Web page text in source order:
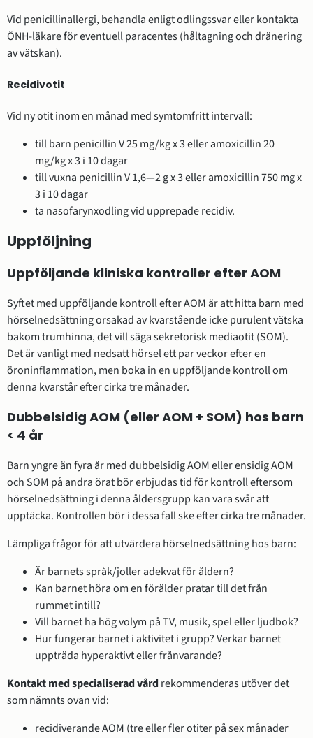
Vid penicillinallergi, behandla enligt odlingssvar eller kontakta
ÖNH-läkare för eventuell paracentes (håltagning och dränering
av vätskan).
Recidivotit
Vid ny otit inom en månad med symtomfritt intervall:
till barn penicillin V 25 mg/kg x 3 eller amoxicillin 20
mg/kg x 3 i 10 dagar
till vuxna penicillin V 1,6—2 g x 3 eller amoxicillin 750 mg x
3 i 10 dagar
ta nasofarynxodling vid upprepade recidiv.
Uppföljning
Uppföljande kliniska kontroller efter AOM
Syftet med uppföljande kontroll efter AOM är att hitta barn med
hörselnedsättning orsakad av kvarstående icke purulent vätska
bakom trumhinna, det vill säga sekretorisk mediaotit (SOM).
Det är vanligt med nedsatt hörsel ett par veckor efter en
öroninflammation, men boka in en uppföljande kontroll om
denna kvarstår efter cirka tre månader.
Dubbelsidig AOM (eller AOM + SOM) hos barn
< 4 år
Barn yngre än fyra år med dubbelsidig AOM eller ensidig AOM
och SOM på andra örat bör erbjudas tid för kontroll eftersom
hörselnedsättning i denna åldersgrupp kan vara svår att
upptäcka. Kontrollen bör i dessa fall ske efter cirka tre månader.
Lämpliga frågor för att utvärdera hörselnedsättning hos barn:
Är barnets språk/joller adekvat för åldern?
Kan barnet höra om en förälder pratar till det från
rummet intill?
Vill barnet ha hög volym på TV, musik, spel eller ljudbok?
Hur fungerar barnet i aktivitet i grupp? Verkar barnet
uppträda hyperaktivt eller frånvarande?
Kontakt med specialiserad vårdrekommenderas utöver det
som nämnts ovan vid:
recidiverande AOM (tre eller fler otiter på sex månader